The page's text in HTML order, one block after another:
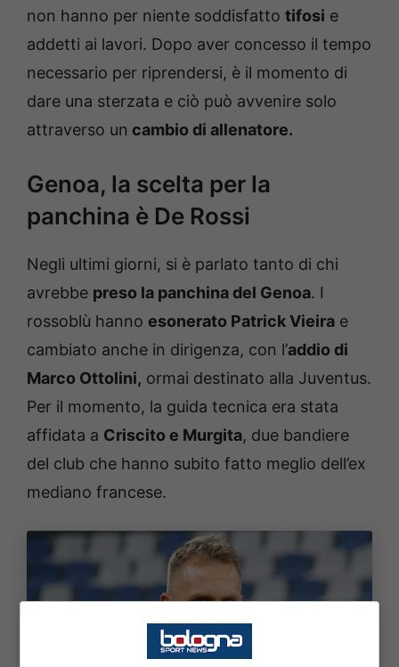
non hanno per niente soddisfatto tifosi e
addetti ai lavori. Dopo aver concesso il tempo
necessario per riprendersi, è il momento di
dare una sterzata e ciò può avvenire solo
attraverso un cambio di allenatore.
Genoa, la scelta per la
panchina è De Rossi
Negli ultimi giorni, si è parlato tanto di chi
avrebbe preso la panchina del Genoa. I
rossoblù hanno esonerato Patrick Vieira e
cambiato anche in dirigenza, con l’addio di
Marco Ottolini, ormai destinato alla Juventus.
Per il momento, la guida tecnica era stata
affidata a Criscito e Murgita, due bandiere
del club che hanno subito fatto meglio dell’ex
mediano francese.